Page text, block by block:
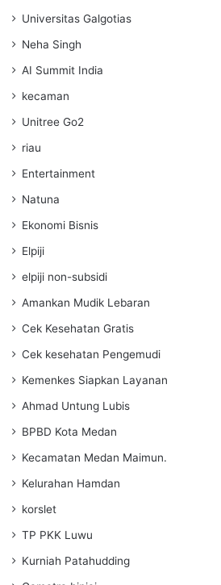
Universitas Galgotias
Neha Singh
AI Summit India
kecaman
Unitree Go2
riau
Entertainment
Natuna
Ekonomi Bisnis
Elpiji
elpiji non-subsidi
Amankan Mudik Lebaran
Cek Kesehatan Gratis
Cek kesehatan Pengemudi
Kemenkes Siapkan Layanan
Ahmad Untung Lubis
BPBD Kota Medan
Kecamatan Medan Maimun.
Kelurahan Hamdan
korslet
TP PKK Luwu
Kurniah Patahudding